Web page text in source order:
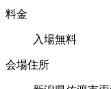
料金
入場無料
会場住所